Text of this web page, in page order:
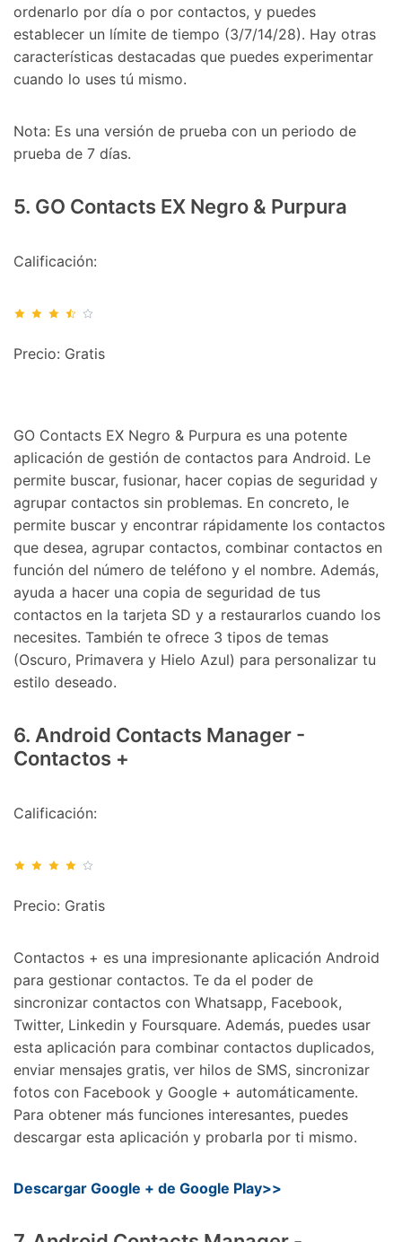
ordenarlo por día o por contactos, y puedes
establecer un límite de tiempo (3/7/14/28). Hay otras
características destacadas que puedes experimentar
cuando lo uses tú mismo.
Nota: Es una versión de prueba con un periodo de
prueba de 7 días.
5. GO Contacts EX Negro & Purpura
Calificación:
Precio: Gratis
GO Contacts EX Negro & Purpura es una potente
aplicación de gestión de contactos para Android. Le
permite buscar, fusionar, hacer copias de seguridad y
agrupar contactos sin problemas. En concreto, le
permite buscar y encontrar rápidamente los contactos
que desea, agrupar contactos, combinar contactos en
función del número de teléfono y el nombre. Además,
ayuda a hacer una copia de seguridad de tus
contactos en la tarjeta SD y a restaurarlos cuando los
necesites. También te ofrece 3 tipos de temas
(Oscuro, Primavera y Hielo Azul) para personalizar tu
estilo deseado.
6. Android Contacts Manager -
Contactos +
Calificación:
Precio: Gratis
Contactos + es una impresionante aplicación Android
para gestionar contactos. Te da el poder de
sincronizar contactos con Whatsapp, Facebook,
Twitter, Linkedin y Foursquare. Además, puedes usar
esta aplicación para combinar contactos duplicados,
enviar mensajes gratis, ver hilos de SMS, sincronizar
fotos con Facebook y Google + automáticamente.
Para obtener más funciones interesantes, puedes
descargar esta aplicación y probarla por ti mismo.
Descargar Google + de Google Play>>